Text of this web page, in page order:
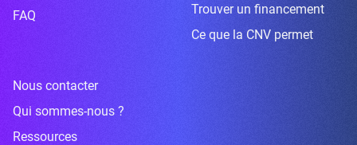
FAQ
Trouver un financement
Ce que la CNV permet
Nous contacter
Qui sommes-nous ?
Ressources